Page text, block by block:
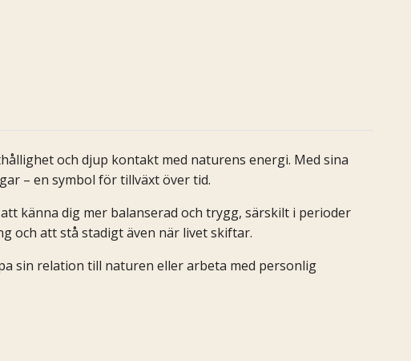
och djup kontakt med naturens energi. Med sina
– en symbol för tillväxt över tid.
känna dig mer balanserad och trygg, särskilt i perioder
och att stå stadigt även när livet skiftar.
sin relation till naturen eller arbeta med personlig